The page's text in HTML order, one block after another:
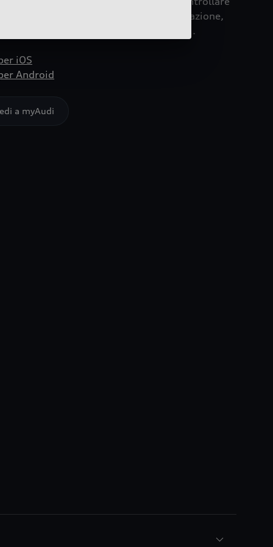
l’apertura delle portiere e la climatizzazione,
controllo sulla tua esperienza Audi.
iOS
Android
a myAudi